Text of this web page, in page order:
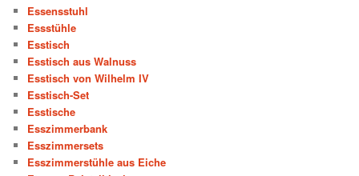
Essensstuhl
Essstühle
Esstisch
Esstisch aus Walnuss
Esstisch von Wilhelm IV
Esstisch-Set
Esstische
Esszimmerbank
Esszimmersets
Esszimmerstühle aus Eiche